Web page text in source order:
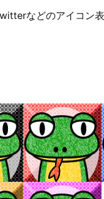
などのアイコン表